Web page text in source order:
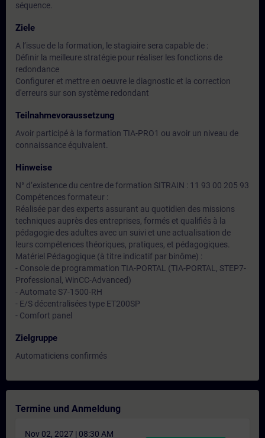
séquence.
Ziele
A l’issue de la formation, le stagiaire sera capable de :
Définir la meilleure stratégie pour réaliser les fonctions de
redondance
Configurer et mettre en oeuvre le diagnostic et la correction
d'erreurs sur son système redondant
Teilnahmevoraussetzung
Avoir participé à la formation TIA-PRO1 ou avoir un niveau de
connaissance équivalent.
Hinweise
N° d’existence du centre de formation SITRAIN : 11 93 00 205 93
Compétences formateur :
Réalisée par des experts assurant au quotidien des missions
techniques auprès des entreprises, formés et qualifiés à la
pédagogie des adultes avec un suivi et une actualisation de
leurs compétences théoriques, pratiques, et pédagogiques.
Matériel Pédagogique (à titre indicatif par binôme) :
- Console de programmation TIA-PORTAL (TIA-PORTAL, STEP7-
Professional, WinCC-Advanced)
- Automate S7-1500-RH
- E/S décentralisées type ET200SP
- Comfort panel
Zielgruppe
Automaticiens confirmés
Termine und Anmeldung
Nov 02, 2027 | 08:30 AM